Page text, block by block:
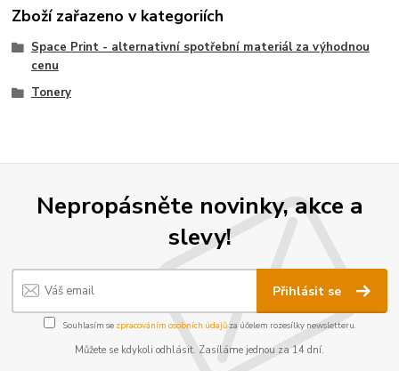
Zboží zařazeno v kategoriích
Space Print - alternativní spotřební materiál za výhodnou
cenu
Tonery
Nepropásněte novinky, akce a
slevy!
Přihlásit se
Souhlasím se zpracováním osobních údajůza účelem rozesílky newsletteru.
Můžete se kdykoli odhlásit. Zasíláme jednou za 14 dní.